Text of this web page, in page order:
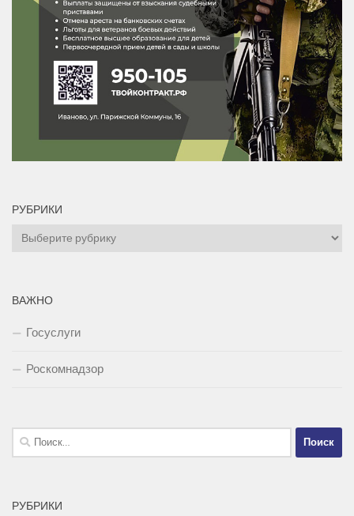
РУБРИКИ
Рубрики
ВАЖНО
Госуслуги
Роскомнадзор
Найти:
РУБРИКИ